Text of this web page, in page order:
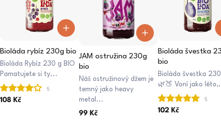
0
Bioláda rybíz 230g bio
Bioláda Rybíz 230 g BIO
Pamatujete si ty...
108 Kč
JAM ostružina 230g
bio
Náš ostružinový džem je
temný jako heavy
metal...
99 Kč
0
Bioláda švestka
bio
Bioláda švestka
🌿🍑 Voní jako
102 Kč